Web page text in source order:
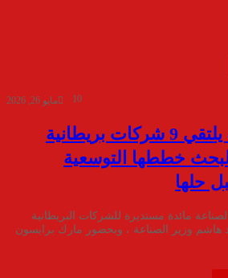
مايو 26, 2026 10
وزير الصناعة يلتقي 9 شركات بريطانية
خططها التوسعية
حلها
مائدة مستديرة للشركات البريطانية
هاشم وزير الصناعة ، وبحضور مارك برايسون